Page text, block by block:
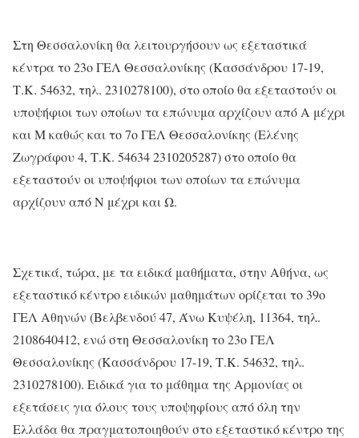
Στη Θεσσαλονίκη θα λειτουργήσουν ως εξεταστικά
κέντρα το 23ο ΓΕΛ Θεσσαλονίκης (Κασσάνδρου 17-19,
Τ.Κ. 54632, τηλ. 2310278100), στο οποίο θα εξεταστούν οι
υποψήφιοι των οποίων τα επώνυμα αρχίζουν από Α μέχρι
και Μ καθώς και το 7ο ΓΕΛ Θεσσαλονίκης (Ελένης
Ζωγράφου 4, Τ.Κ. 54634 2310205287) στο οποίο θα
εξεταστούν οι υποψήφιοι των οποίων τα επώνυμα
αρχίζουν από Ν μέχρι και Ω.
Σχετικά, τώρα, με τα ειδικά μαθήματα, στην Αθήνα, ως
εξεταστικό κέντρο ειδικών μαθημάτων ορίζεται το 39ο
ΓΕΛ Αθηνών (Βελβενδού 47, Άνω Κυψέλη, 11364, τηλ.
2108640412, ενώ στη Θεσσαλονίκη το 23ο ΓΕΛ
Θεσσαλονίκης (Κασσάνδρου 17-19, Τ.Κ. 54632, τηλ.
2310278100). Ειδικά για το μάθημα της Αρμονίας οι
εξετάσεις για όλους τους υποψηφίους από όλη την
Ελλάδα θα πραγματοποιηθούν στο εξεταστικό κέντρο της